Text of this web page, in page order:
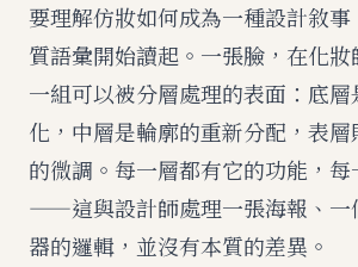
要理解仿妝如何成為一種設計敘
質語彙開始讀起。一張臉，在化
一組可以被分層處理的表面：底
化，中層是輪廓的重新分配，表
的微調。每一層都有它的功能，
——這與設計師處理一張海報、一
器的邏輯，並沒有本質的差異。